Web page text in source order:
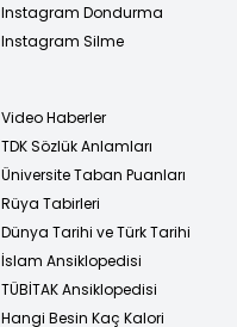
Instagram Dondurma
Instagram Silme
Video Haberler
TDK Sözlük Anlamları
Üniversite Taban Puanları
Rüya Tabirleri
Dünya Tarihi ve Türk Tarihi
İslam Ansiklopedisi
TÜBİTAK Ansiklopedisi
Hangi Besin Kaç Kalori